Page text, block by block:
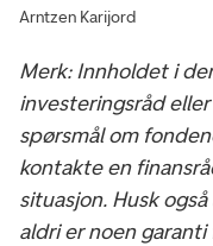
Arntzen Karijord
Merk: Innholdet i
investeringsråd
spørsmål om
kontakte en
situasjon. Husk
aldri er noen